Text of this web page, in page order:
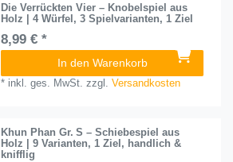
Die Verrückten Vier – Knobelspiel aus
Holz | 4 Würfel, 3 Spielvarianten, 1 Ziel
8,99 € *
In den Warenkorb
* inkl. ges. MwSt. zzgl.Versandkosten
Khun Phan Gr. S – Schiebespiel aus
Holz | 9 Varianten, 1 Ziel, handlich &
knifflig